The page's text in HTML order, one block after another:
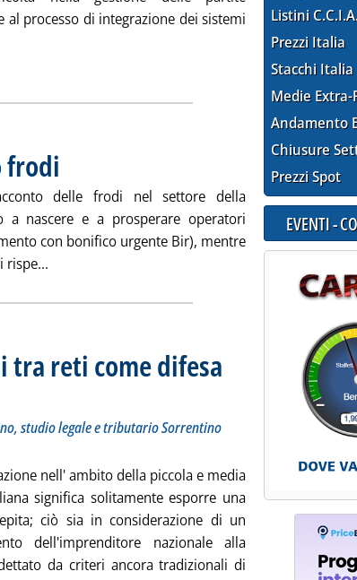
al processo di integrazione dei sistemi
frodi
delle frodi nel settore della
a nascere e a prosperare operatori
con bonifico urgente Bir), mentre
rispe...
tra reti come difesa
Bonaventura Sorrentino, studio legale e tributario Sorrentino Pasca Toma
10.56.
studio legale e tributario Sorrentino
nell' ambito della piccola e media
significa solitamente esporre una
ciò sia in considerazione di un
dell'imprenditore nazionale alla
da criteri ancora tradizionali di
Listini
Prezzi Italia
Stacchi Italia
Medie Extra-
Andamento
Chiusure
Prezzi Spot
EVENTI -